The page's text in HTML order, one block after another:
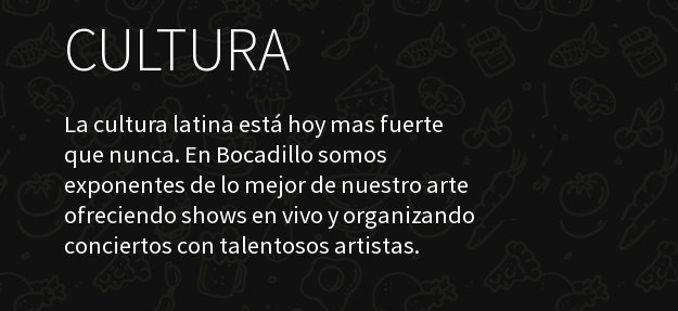
CULTURA
La cultura latina está hoy mas fuerte
que nunca. En Bocadillo somos
exponentes de lo mejor de nuestro arte
ofreciendo shows en vivo y organizando
conciertos con talentosos artistas.